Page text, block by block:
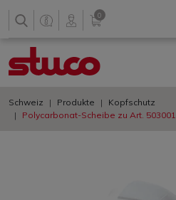
0
Schweiz Produkte
Kopfschutz
Polycarbonat-Scheibe zu Art. 503001